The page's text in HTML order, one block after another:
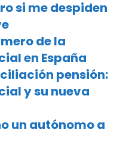
si me despiden
de la
en España
pensión:
y su nueva
un autónomo a